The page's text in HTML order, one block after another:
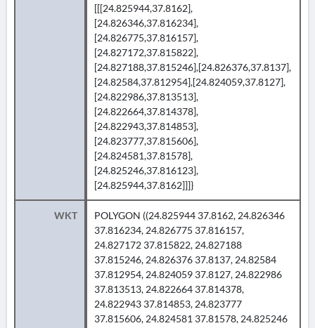
[[[24.825944,37.8162],
[24.826346,37.816234],
[24.826775,37.816157],
[24.827172,37.815822],
[24.827188,37.815246],[24.826376,37.8137],
[24.82584,37.812954],[24.824059,37.8127],
[24.822986,37.813513],
[24.822664,37.814378],
[24.822943,37.814853],
[24.823777,37.815606],
[24.824581,37.81578],
[24.825246,37.816123],
[24.825944,37.8162]]]}
WKT
POLYGON ((24.825944 37.8162, 24.826346
37.816234, 24.826775 37.816157,
24.827172 37.815822, 24.827188
37.815246, 24.826376 37.8137, 24.82584
37.812954, 24.824059 37.8127, 24.822986
37.813513, 24.822664 37.814378,
24.822943 37.814853, 24.823777
37.815606, 24.824581 37.81578, 24.825246